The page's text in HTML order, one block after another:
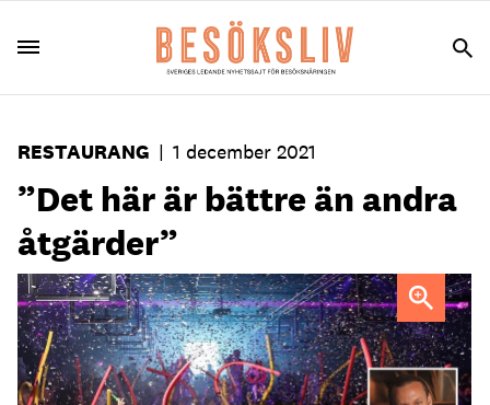
RESTAURANG | 1 december 2021
”Det här är bättre än andra
åtgärder”
Shufflegroups delägare Alexander Clarensius.Foto: Emelie
Lager/ Sia Talebi